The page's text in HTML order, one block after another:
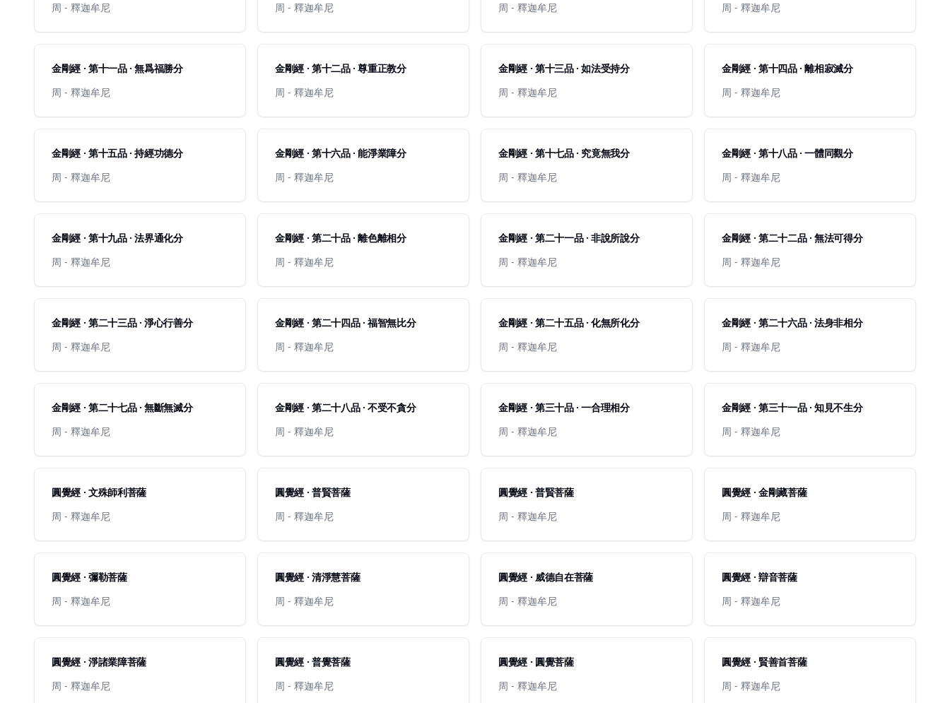
周 - 釋迦牟尼
周 - 釋迦牟尼
周 - 釋迦牟尼
周 - 釋迦牟尼
金剛經 · 第十一品 · 無爲福勝分
周 - 釋迦牟尼
金剛經 · 第十二品 · 尊重正教分
周 - 釋迦牟尼
金剛經 · 第十三品 · 如法受持分
周 - 釋迦牟尼
金剛經 · 第十四品 · 離相寂滅分
周 - 釋迦牟尼
金剛經 · 第十五品 · 持經功德分
周 - 釋迦牟尼
金剛經 · 第十六品 · 能淨業障分
周 - 釋迦牟尼
金剛經 · 第十七品 · 究竟無我分
周 - 釋迦牟尼
金剛經 · 第十八品 · 一體同觀分
周 - 釋迦牟尼
金剛經 · 第十九品 · 法界通化分
周 - 釋迦牟尼
金剛經 · 第二十品 · 離色離相分
周 - 釋迦牟尼
金剛經 · 第二十一品 · 非說所說分
周 - 釋迦牟尼
金剛經 · 第二十二品 · 無法可得分
周 - 釋迦牟尼
金剛經 · 第二十三品 · 淨心行善分
周 - 釋迦牟尼
金剛經 · 第二十四品 · 福智無比分
周 - 釋迦牟尼
金剛經 · 第二十五品 · 化無所化分
周 - 釋迦牟尼
金剛經 · 第二十六品 · 法身非相分
周 - 釋迦牟尼
金剛經 · 第二十七品 · 無斷無滅分
周 - 釋迦牟尼
金剛經 · 第二十八品 · 不受不貪分
周 - 釋迦牟尼
金剛經 · 第三十品 · 一合理相分
周 - 釋迦牟尼
金剛經 · 第三十一品 · 知見不生分
周 - 釋迦牟尼
圓覺經 · 文殊師利菩薩
周 - 釋迦牟尼
圓覺經 · 普賢菩薩
周 - 釋迦牟尼
圓覺經 · 普賢菩薩
周 - 釋迦牟尼
圓覺經 · 金剛藏菩薩
周 - 釋迦牟尼
圓覺經 · 彌勒菩薩
周 - 釋迦牟尼
圓覺經 · 清淨慧菩薩
周 - 釋迦牟尼
圓覺經 · 威德自在菩薩
周 - 釋迦牟尼
圓覺經 · 辯音菩薩
周 - 釋迦牟尼
圓覺經 · 淨諸業障菩薩
周 - 釋迦牟尼
圓覺經 · 普覺菩薩
周 - 釋迦牟尼
圓覺經 · 圓覺菩薩
周 - 釋迦牟尼
圓覺經 · 賢善首菩薩
周 - 釋迦牟尼